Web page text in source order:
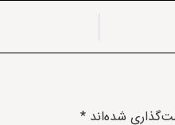
شده‌اند *